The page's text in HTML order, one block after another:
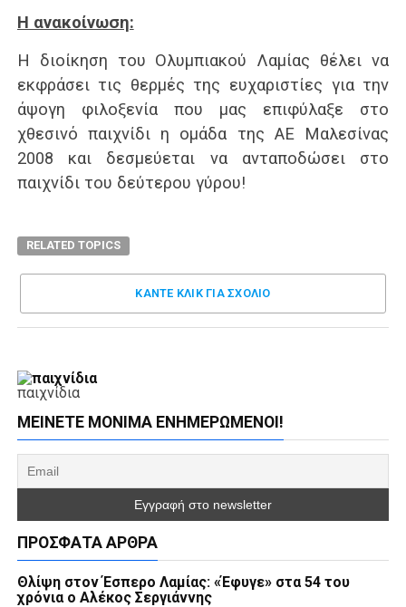
Η ανακοίνωση:
Η διοίκηση του Ολυμπιακού Λαμίας θέλει να
εκφράσει τις θερμές της ευχαριστίες για την
άψογη φιλοξενία που μας επιφύλαξε στο
χθεσινό παιχνίδι η ομάδα της ΑΕ Μαλεσίνας
2008 και δεσμεύεται να ανταποδώσει στο
παιχνίδι του δεύτερου γύρου!
RELATED TOPICS
ΚΑΝΤΕ ΚΛΊΚ ΓΙΑ ΣΧΌΛΙΟ
παιχνίδια
ΜΕΊΝΕΤΕ ΜΌΝΙΜΑ ΕΝΗΜΕΡΏΜΕΝΟΙ!
ΠΡΌΣΦΑΤΑ ΆΡΘΡΑ
Θλίψη στον Έσπερο Λαμίας: «Έφυγε» στα 54 του
χρόνια ο Αλέκος Σεργιάννης